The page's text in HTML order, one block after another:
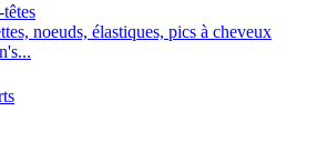
têtes
noeuds, élastiques, pics à cheveux